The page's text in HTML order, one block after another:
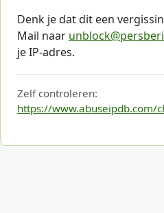
Denk je dat dit een
Mail naar
je IP-adres.
Zelf controleren:
https://www.abuseipdb.com/